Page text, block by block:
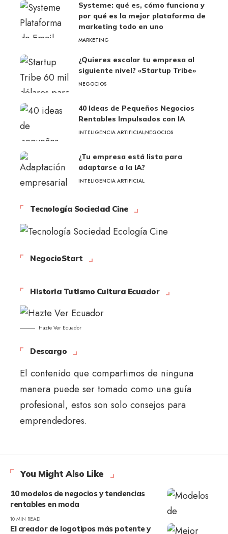
Systeme: qué es, cómo funciona y
por qué es la mejor plataforma de
marketing todo en uno
MARKETING
¿Quieres escalar tu empresa al
siguiente nivel? «Startup Tribe»
NEGOCIOS
40 Ideas de Pequeños Negocios
Rentables Impulsados con IA
INTELIGENCIA ARTIFICIALNEGOCIOS
¿Tu empresa está lista para
adaptarse a la IA?
INTELIGENCIA ARTIFICIAL
Tecnología Sociedad Cine
NegocioStart
Historia Tutismo Cultura Ecuador
Hazte Ver Ecuador
Descargo
El contenido que compartimos de ninguna
manera puede ser tomado como una guía
profesional, estos son solo consejos para
emprendedores.
You Might Also Like
10 modelos de negocios y tendencias
rentables en moda
10 MIN READ
El creador de logotipos más potente y